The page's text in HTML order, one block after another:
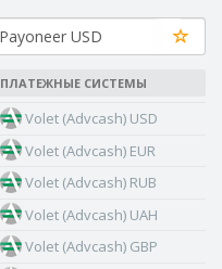
ПЛАТЕЖНЫЕ СИСТЕМЫ
Volet (Advcash) USD
Volet (Advcash) EUR
Volet (Advcash) RUB
Volet (Advcash) UAH
Volet (Advcash) GBP